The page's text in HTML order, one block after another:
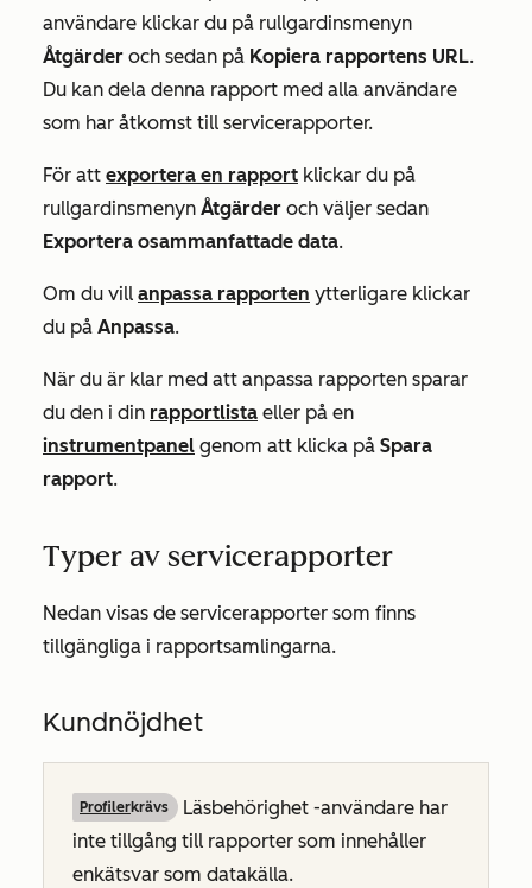
användare klickar du på rullgardinsmenyn
Åtgärder och sedan på Kopiera rapportens URL.
Du kan dela denna rapport med alla användare
som har åtkomst till servicerapporter.
För att exportera en rapport klickar du på
rullgardinsmenyn Åtgärder och väljer sedan
Exportera osammanfattade data.
Om du vill anpassa rapporten ytterligare klickar
du på Anpassa.
När du är klar med att anpassa rapporten sparar
du den i din rapportlista eller på en
instrumentpanel genom att klicka på Spara
rapport.
Typer av servicerapporter
Nedan visas de servicerapporter som finns
tillgängliga i rapportsamlingarna.
Kundnöjdhet
Profilerkrävs Läsbehörighet -användare har
inte tillgång till rapporter som innehåller
enkätsvar som datakälla.